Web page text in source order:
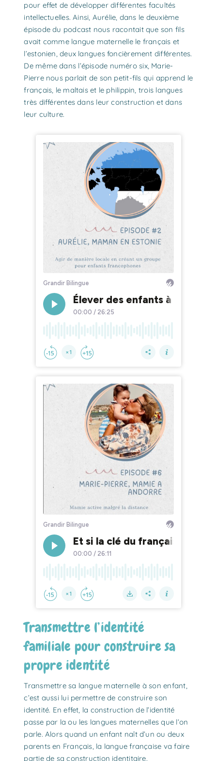
pour effet de développer différentes facultés
intellectuelles. Ainsi, Aurélie, dans le deuxième
épisode du podcast nous racontait que son fils
avait comme langue maternelle le français et
l’estonien, deux langues foncièrement différentes.
De même dans l’épisode numéro six, Marie-
Pierre nous parlait de son petit-fils qui apprend le
français, le maltais et le philippin, trois langues
très différentes dans leur construction et dans
leur culture.
Transmettre l’identité
familiale pour construire sa
propre identité
Transmettre sa langue maternelle à son enfant,
c’est aussi lui permettre de construire son
identité. En effet, la construction de l’identité
passe par la ou les langues maternelles que l’on
parle. Alors quand un enfant naît d’un ou deux
parents en Français, la langue française va faire
partie de sa construction identitaire.